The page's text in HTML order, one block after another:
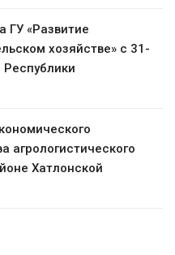
ГУ «Развитие
хозяйстве» с 31-
Республики
агрологистического
Хатлонской